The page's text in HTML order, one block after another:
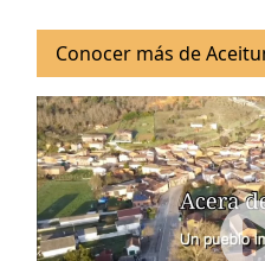
Conocer más de